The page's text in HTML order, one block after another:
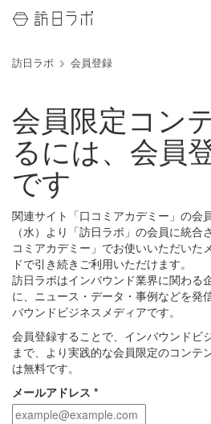
訪日ラボ 会員登録
会員限定コン
るには、会員
です
関連サイト「口コミアカデミー」の会
（水）より「訪日ラボ」の会員に統合
コミアカデミー」でお使いいただいた
ドで引き続きご利用いただけます。
訪日ラボはインバウンド業界に関わる
に、ニュース・データ・事例などを発
バウンドビジネスメディアです。
会員登録することで、インバウンドビ
まで、より実践的な会員限定のコンテ
は無料です。
メールアドレス *